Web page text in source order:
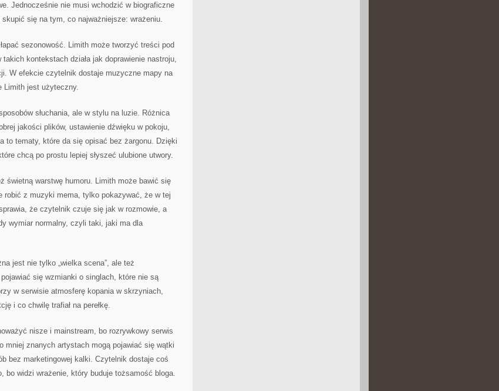
Jednocześnie nie musi wchodzić w biograficzne
się na tym, co najważniejsze: wrażeniu.
sezonowość. Limith może tworzyć treści pod
kontekstach działa jak doprawienie nastroju,
W efekcie czytelnik dostaje muzyczne mapy na
Limith jest użyteczny.
słuchania, ale w stylu na luzie. Różnica
jakości plików, ustawienie dźwięku w pokoju,
to tematy, które da się opisać bez żargonu. Dzięki
chcą po prostu lepiej słyszeć ulubione utwory.
świetną warstwę humoru. Limith może bawić się
robić z muzyki mema, tylko pokazywać, że w tej
że czytelnik czuje się jak w rozmowie, a
wymiar normalny, czyli taki, jaki ma dla
jest nie tylko „wielka scena”, ale też
się wzmianki o singlach, które nie są
w serwisie atmosferę kopania w skrzyniach,
i co chwilę trafiał na perełkę.
nisze i mainstream, bo rozrywkowy serwis
mniej znanych artystach mogą pojawiać się wątki
bez marketingowej kalki. Czytelnik dostaje coś
bo widzi wrażenie, który buduje tożsamość bloga.